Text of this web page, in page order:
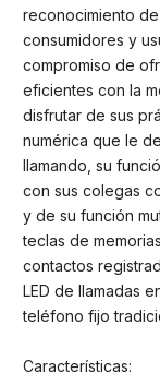
reconocimiento
consumidores y
compromiso de
eficientes con la
disfrutar de sus
numérica que le
llamando, su
con sus colegas
y de su función
teclas de
contactos
LED de llamadas
teléfono fijo
Características: